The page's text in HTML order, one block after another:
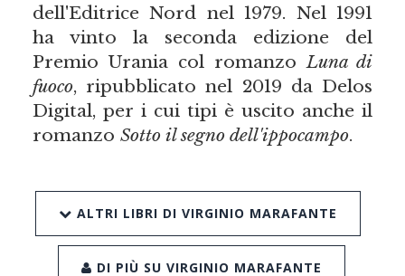
dell'Editrice Nord nel 1979. Nel 1991
ha vinto la seconda edizione del
Premio Urania col romanzoLuna di
fuoco, ripubblicato nel 2019 da Delos
Digital, per i cui tipi è uscito anche il
romanzo Sotto il segno dell'ippocampo.
ALTRI LIBRI DI VIRGINIO MARAFANTE
DI PIÙ SU VIRGINIO MARAFANTE